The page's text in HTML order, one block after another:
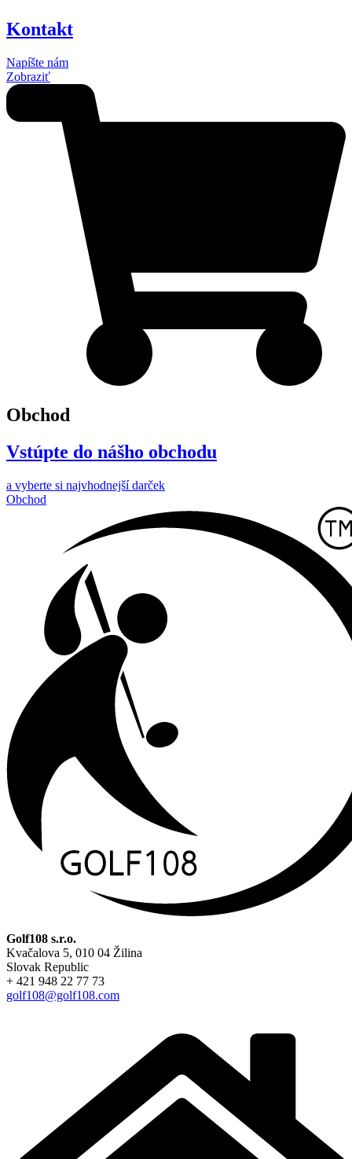
Kontakt
Napíšte nám
Zobraziť
Obchod
Vstúpte do nášho obchodu
a vyberte si najvhodnejší darček
Obchod
Golf108 s.r.o.
Kvačalova 5, 010 04 Žilina
Slovak Republic
+ 421 948 22 77 73
golf108@golf108.com